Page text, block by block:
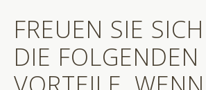
FREUEN SIE
DIE FOLGENDEN